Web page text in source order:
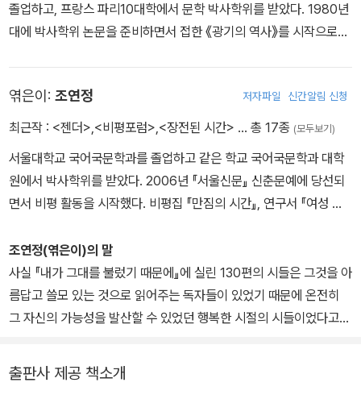
ㅡ전무느
졸업하고, 프랑스 파리10대학에서 문학 박사학위를 받았다. 1980년
대에 박사학위 논문을 준비하면서 접한 《광기의 역사》를 시작으로
을 연구하고 그의 저술을 우리말로 옮기는 데 학문적 열정을 쏟았다.
저서로 《미셸 푸코와 현대성》, 《초현실주의 시와 문학의 혁명》, 《프
망》 등이 있으며, 역서로 《감시와 처벌: 감옥의 탄생》, 《성의 역사 4:
육체의 고백》 등이 있다. 제56회 대한민국학술원상을 수상했다.
엮은이: 조연정 저자파일 신간알림 신청
최근작 : <젠더>,<비평포럼>,<장전된 시간> … 총 17종 (모두보기)
서울대학교 국어국문학과를 졸업하고 같은 학교 국어국문학과 대학
원에서 박사학위를 받았다. 2006년 『서울신문』 신춘문예에 당선되
면서 비평 활동을 시작했다. 비평집 『만짐의 시간』, 연구서 『여성 시
학 강의교수로 재직 중이다.
조연정(엮은이)의 말
사실 『내가 그대를 불렀기 때문에』에 실린 130편의 시들은 그것을 아
름답고 쓸모 있는 것으로 읽어주는 독자들이 있었기 때문에 온전히
그 자신의 가능성을 발산할 수 있었던 행복한 시절의 시들이었다고도
는 믿음을 포기하지 않을 수 있었으나, 그러한 믿음이 거꾸로 이 시들
을 살게 한 것도 사실이다. 문지 시인선이 40년간 500권의 시집을
출판사 제공 책소개